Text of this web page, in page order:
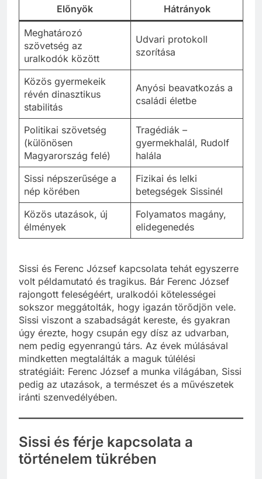
Előnyök Hátrányok
Meghatározó
szövetség az
uralkodók között
Udvari protokoll
szorítása
Közös gyermekeik
révén dinasztikus
stabilitás
Anyósi beavatkozás a
családi életbe
Politikai szövetség
(különösen
Magyarország felé)
Tragédiák –
gyermekhalál, Rudolf
halála
Sissi népszerűsége a
nép körében
Fizikai és lelki
betegségek Sissinél
Közös utazások, új
élmények
Folyamatos magány,
elidegenedés
Sissi és Ferenc József kapcsolata tehát egyszerre
volt példamutató és tragikus. Bár Ferenc József
rajongott feleségéért, uralkodói kötelességei
sokszor meggátolták, hogy igazán törődjön vele.
Sissi viszont a szabadságát kereste, és gyakran
úgy érezte, hogy csupán egy dísz az udvarban,
nem pedig egyenrangú társ. Az évek múlásával
mindketten megtalálták a maguk túlélési
stratégiáit: Ferenc József a munka világában, Sissi
pedig az utazások, a természet és a művészetek
iránti szenvedélyében.
Sissi és férje kapcsolata a
történelem tükrében